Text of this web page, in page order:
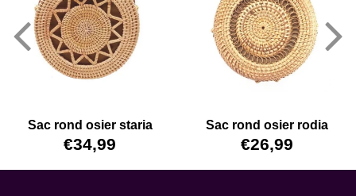
Sac rond osier staria
PRIX
RÉGULIER
€34,99
Sac rond osier rodia
PRIX
RÉGULIER
€26,99